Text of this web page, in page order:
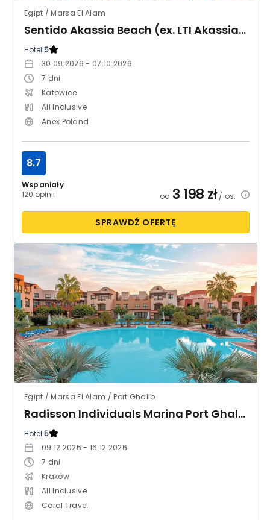
Egipt / Marsa El Alam
Sentido Akassia Beach (ex. LTI Akassia Beach)
Hotel:5
30.09.2026 - 07.10.2026
7 dni
Katowice
All Inclusive
Anex Poland
Wspaniały
120 opinii
8.7
od 3 198 zł/ os.
SPRAWDŹ OFERTĘ
Egipt / Marsa El Alam / Port Ghalib
Radisson Individuals Marina Port Ghalib (ex. Sunrise Marina Resort)
Hotel:5
09.12.2026 - 16.12.2026
7 dni
Kraków
All Inclusive
Coral Travel